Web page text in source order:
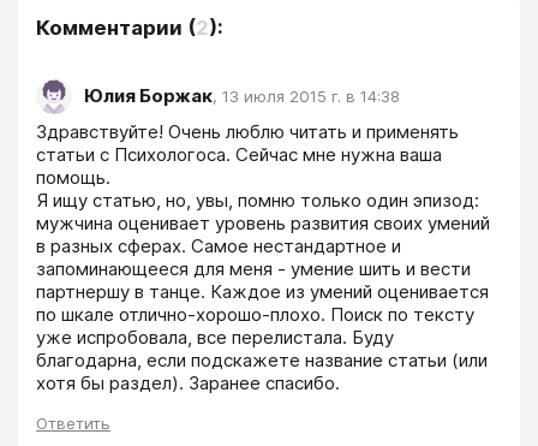
Комментарии (2):
Юлия Боржак, 13 июля 2015 г. в 14:38
Здравствуйте! Очень люблю читать и применять
статьи с Психологоса. Сейчас мне нужна ваша
помощь.
Я ищу статью, но, увы, помню только один эпизод:
мужчина оценивает уровень развития своих умений
в разных сферах. Самое нестандартное и
запоминающееся для меня - умение шить и вести
партнершу в танце. Каждое из умений оценивается
по шкале отлично-хорошо-плохо. Поиск по тексту
уже испробовала, все перелистала. Буду
благодарна, если подскажете название статьи (или
хотя бы раздел). Заранее спасибо.
Ответить